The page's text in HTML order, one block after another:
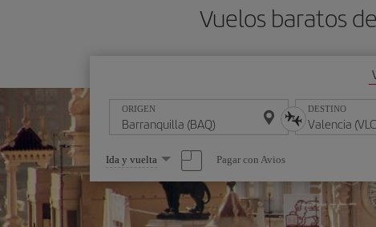
Vuelos baratos
ORIGEN DESTINO
Seleccione
una
opción
Ida y vuelta Pagar con Avios